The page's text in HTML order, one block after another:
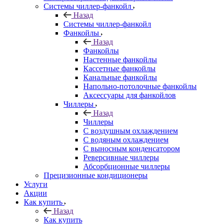
Системы чиллер-фанкойл
Назад
Системы чиллер-фанкойл
Фанкойлы
Назад
Фанкойлы
Настенные фанкойлы
Кассетные фанкойлы
Канальные фанкойлы
Напольно-потолочные фанкойлы
Аксессуары для фанкойлов
Чиллеры
Назад
Чиллеры
С воздушным охлаждением
С водяным охлаждением
С выносным конденсатором
Реверсивные чиллеры
Абсорбционные чиллеры
Прецизионные кондиционеры
Услуги
Акции
Как купить
Назад
Как купить